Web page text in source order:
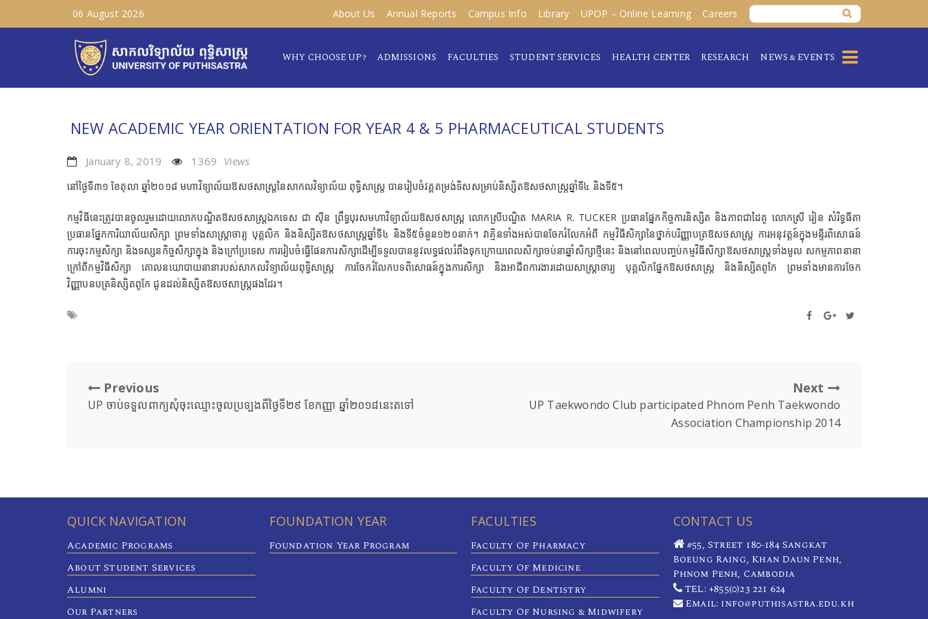
06 August 2026 About Us Annual Reports Campus Info Library UPOP – Online Learning Careers
WHY CHOOSE UP? ADMISSIONS FACULTIES STUDENT SERVICES HEALTH CENTER RESEARCH NEWS & EVENTS
NEW ACADEMIC YEAR ORIENTATION FOR YEAR 4 & 5 PHARMACEUTICAL STUDENTS
January 8, 2019 1369 Views
នៅថ្ងៃទី៣១ ខែតុលា ឆ្នាំ២០១៨ មហាវិទ្យាល័យឱសថសាស្រ្តនៃសាកលវិទ្យាល័យ ពុទ្ធិសាស្រ្ត បានរៀបចំវគ្គតម្រង់ទិសសម្រាប់និស្សិតឱសថសាស្រ្តឆ្នាំទី៤ និងទី៥។
កម្មវិធីនេះត្រូវបានចូលរួមដោយលោកបណ្ឌិតឱសថសាស្រ្តឯកទេស ជា ស៊ីន ព្រឹទ្ធបុរសមហាវិទ្យាល័យឱសថសាស្រ្ត លោកស្រីបណ្ឌិត MARIA R. TUCKER ប្រធានផ្នែកកិច្ចការនិស្សិត និងភាពជាដៃគូ លោកស្រី រៀន សំរិទ្ធធីតា
ប្រធានផ្នែកការិយាល័យសិក្សា ព្រមទាំងសាស្រ្តាចារ្យ បុគ្គលិក និងនិស្សិតឱសថសាស្រ្តឆ្នាំទី៤ និងទី៥ចំនួន១២០នាក់។ វាគ្មិនទាំងអស់បានចែករំលែកអំពី កម្មវិធីសិក្សានៃថ្នាក់បរិញ្ញាបត្រឱសថសាស្រ្ត ការអនុវត្តន៍ក្នុងមន្ទីរពិសោធន៍
ការចុះកម្មសិក្សា និងទស្សនកិច្ចសិក្សាក្នុង និងក្រៅប្រទេស ការរៀបចំធ្វើផែនការសិក្សាដើម្បីទទួលបាននូវលទ្ធផលរំពឹងទុកក្រោយពេលសិក្សាចប់នាឆ្នាំសិក្សាថ្មីនេះ និងនៅពេលបញ្ចប់កម្មវិធីសិក្សាឱសថសាស្រ្តទាំងមូល សកម្មភាពនានា
ក្រៅពីកម្មវិធីសិក្សា គោលនយោបាយនានារបស់សាកលវិទ្យាល័យពុទ្ធិសាស្រ្ត ការចែករំលែកបទពិសោធន៍ក្នុងការសិក្សា និងអាជីពការងារដោយសាស្រ្តាចារ្យ បុគ្គលិកផ្នែកឱសថសាស្រ្ត និងនិស្សិតពូកែ ព្រមទាំងមានការចែក
វិញ្ញាបនបត្រនិស្សិតពូកែ ជូនដល់និស្សិតឱសថសាស្រ្តផងដែរ។
Previous
UP ចាប់ទទួលពាក្យសុំចុះឈ្មោះចូលប្រទ្បងពីថ្ងៃទី២៩ ខែកញ្ញា ឆ្នាំ២០១៨នេះតទៅ
Next
UP Taekwondo Club participated Phnom Penh Taekwondo
Association Championship 2014
QUICK NAVIGATION
Academic Programs
About Student Services
Alumni
Our Partners
FOUNDATION YEAR
Foundation Year Program
FACULTIES
Faculty Of Pharmacy
Faculty Of Medicine
Faculty Of Dentistry
Faculty Of Nursing & Midwifery
CONTACT US
#55, Street 180-184 Sangkat
Boeung Raing, Khan Daun Penh,
Phnom Penh, Cambodia
TEL: +855(0)23 221 624
Email: info@puthisastra.edu.kh